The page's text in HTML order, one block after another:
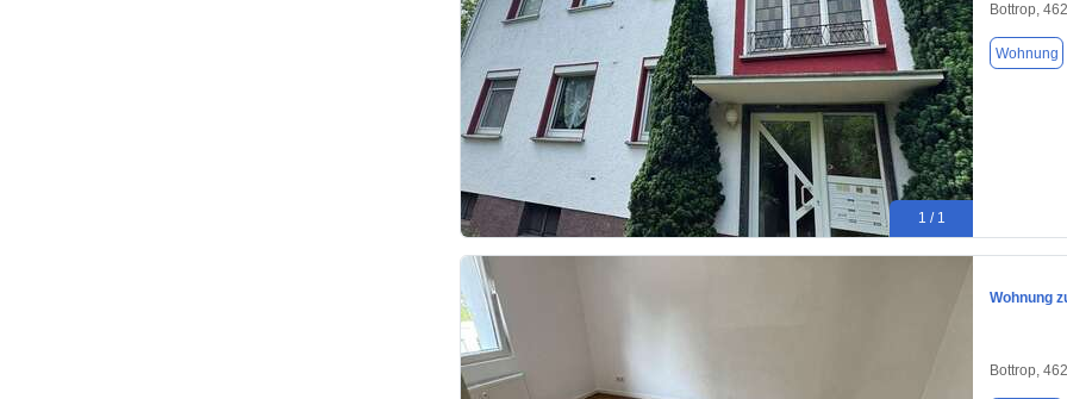
1 / 1
Bottrop,
Wohnung
Wohnung
Bottrop,